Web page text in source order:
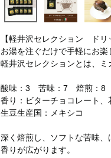
【軽井沢セレクション ド
お湯を注ぐだけで手軽にお楽
軽井沢セレクションとは、ミ
酸味：3 苦味：7 焙煎：8
香り：ビターチョコレート、
生豆生産国：メキシコ
深く焙煎し、ソフトな苦味
香りが広がります。